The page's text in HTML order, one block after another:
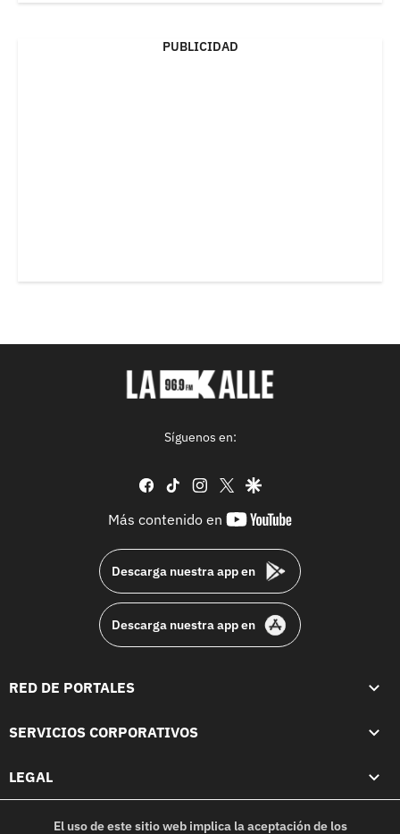
PUBLICIDAD
Síguenos en:
facebook
tiktok instagram
twittergoogle
Más contenido en
youtube-
Descarga nuestra app en
Descarga nuestra app en
RED DE PORTALES
SERVICIOS CORPORATIVOS
LEGAL
El uso de este sitio web implica la aceptación de los